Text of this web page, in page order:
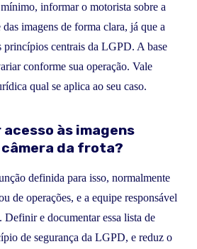
informar o motorista sobre a
imagens de forma clara, já que a
princípios centrais da LGPD. A base
conforme sua operação. Vale
qual se aplica ao seu caso.
às imagens
da frota?
definida para isso, normalmente
de operações, e a equipe responsável
Definir e documentar essa lista de
de segurança da LGPD, e reduz o